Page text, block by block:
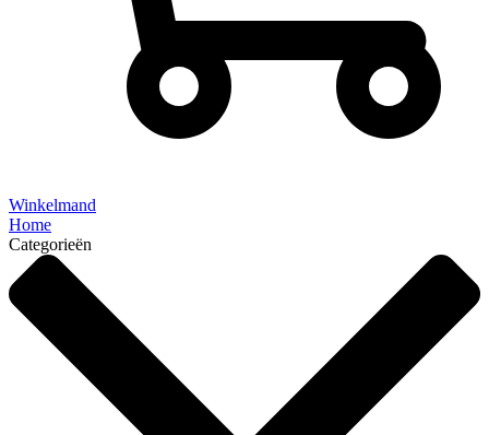
Winkelmand
Home
Categorieën